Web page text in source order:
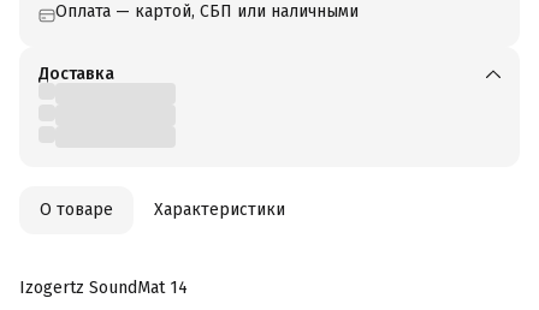
Оплата — картой, СБП или наличными
Доставка
О товаре Характеристики
Izogertz SoundMat 14